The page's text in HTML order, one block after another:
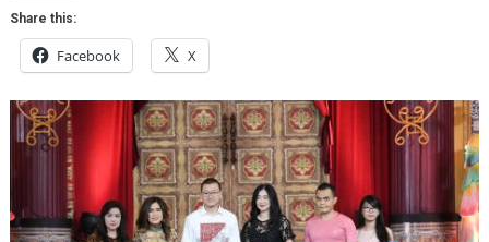
Share this:
Facebook X